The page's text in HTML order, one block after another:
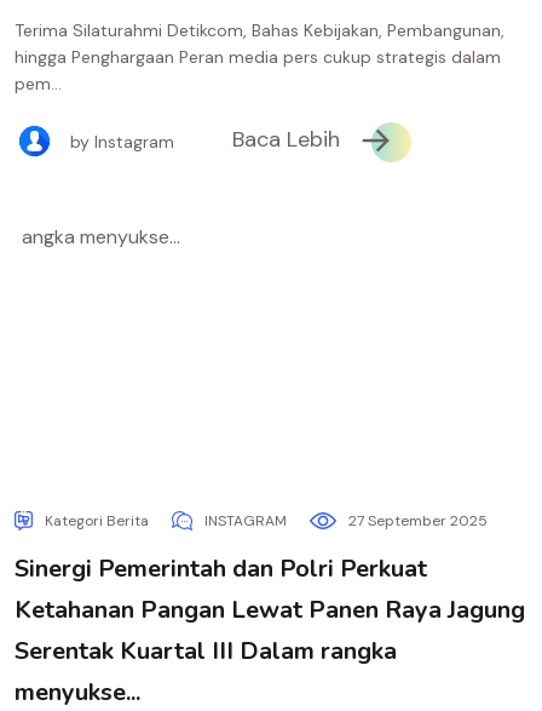
Terima Silaturahmi Detikcom, Bahas Kebijakan, Pembangunan,
hingga Penghargaan Peran media pers cukup strategis dalam
pem...
by Instagram Baca Lebih
Kategori Berita INSTAGRAM 27 September 2025
Sinergi Pemerintah dan Polri Perkuat
Ketahanan Pangan Lewat Panen Raya Jagung
Serentak Kuartal III Dalam rangka
menyukse...